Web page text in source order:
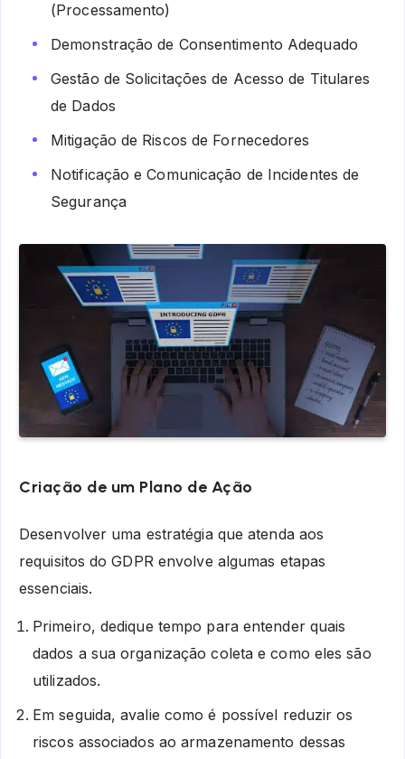
(Processamento)
Demonstração de Consentimento Adequado
Gestão de Solicitações de Acesso de Titulares
de Dados
Mitigação de Riscos de Fornecedores
Notificação e Comunicação de Incidentes de
Segurança
Criação de um Plano de Ação
Desenvolver uma estratégia que atenda aos
requisitos do GDPR envolve algumas etapas
essenciais.
Primeiro, dedique tempo para entender quais
dados a sua organização coleta e como eles são
utilizados.
Em seguida, avalie como é possível reduzir os
riscos associados ao armazenamento dessas